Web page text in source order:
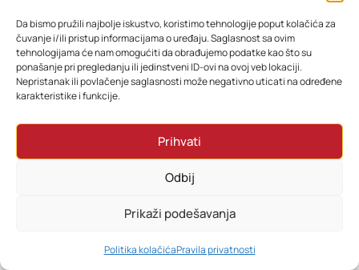
Da bismo pružili najbolje iskustvo, koristimo tehnologije poput kolačića za
čuvanje i/ili pristup informacijama o uređaju. Saglasnost sa ovim
tehnologijama će nam omogućiti da obrađujemo podatke kao što su
ponašanje pri pregledanju ili jedinstveni ID-ovi na ovoj veb lokaciji.
Nepristanak ili povlačenje saglasnosti može negativno uticati na određene
karakteristike i funkcije.
Prihvati
Odbij
Prikaži podešavanja
Politika kolačićaPravila privatnosti
PRETRAŽI KORPA MOJ RAČUN